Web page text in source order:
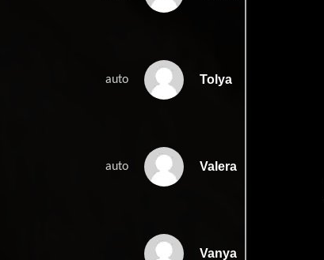
auto Tolya
auto Valera
Vanya